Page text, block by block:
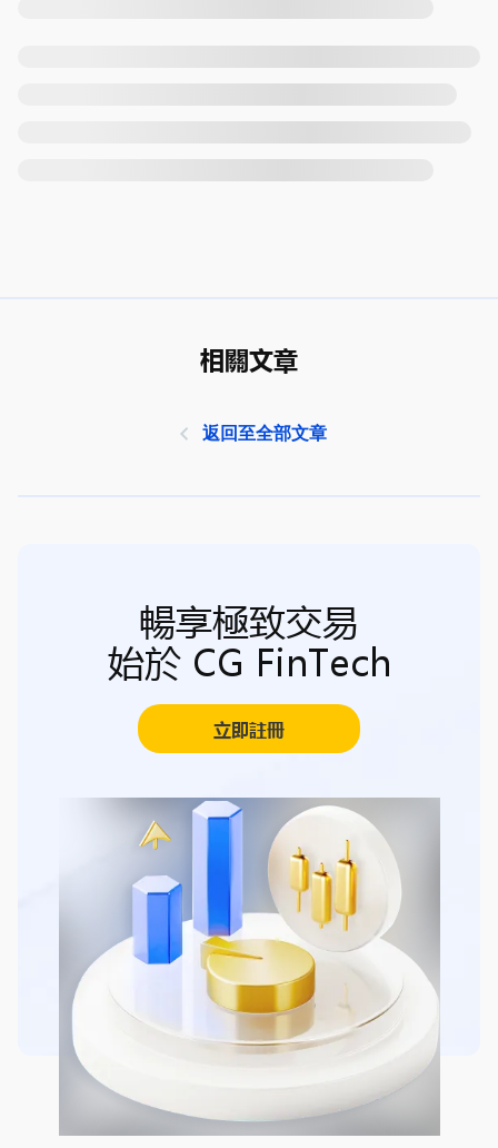
相關文章
返回至全部文章
暢享極致交易
始於 CG FinTech
立即註冊